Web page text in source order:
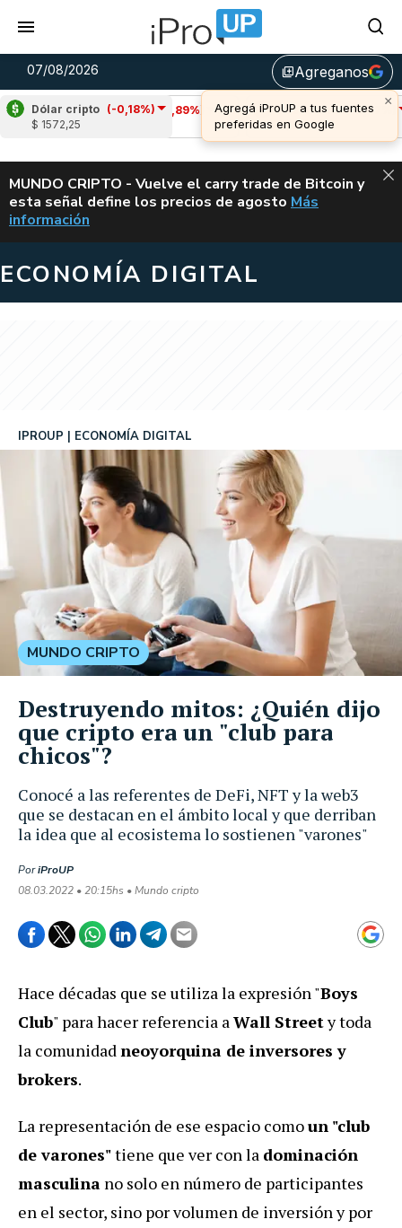
07/08/2026 library_addAgreganos
Dólar cripto (-0,18%)
$ 1572,25
Cardano
(-3,89%)
u$s 0,20
Avalanche (-0,47%)
u$s 6,45
ALERTA
MUNDO CRIPTO - Vuelve el carry trade de Bitcoin y
esta señal define los precios de agosto VUELVE EL
Más
información
ECONOMÍA DIGITAL
Conocé a las referentes de DeFi, NFT y la web3
que se destacan en el ámbito local y que derriban
la idea que al ecosistema lo sostienen "varones"
IPROUP ECONOMÍA DIGITAL
PoriProUP
08.03.2022 • 20:15hs • Mundo cripto
MUNDO CRIPTO
Destruyendo mitos: ¿Quién dijo
que cripto era un "club para
chicos"?
Hace décadas que se utiliza la expresión "Boys
Club" para hacer referencia aWall Streety toda
la comunidadneoyorquina de inversores y
brokers.
La representación de ese espacio comoun "club
de varones"tiene que ver con la dominación
masculina no solo en número de participantes
en el sector, sino por volumen de inversión y por